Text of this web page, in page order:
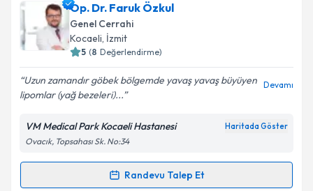
Op. Dr. Faruk Özkul
Genel Cerrahi
Kocaeli, İzmit
5 (8 Değerlendirme)
Uzun zamandır göbek bölgemde yavaş yavaş büyüyen
lipomlar (yağ bezeleri)...
Devamı
VM Medical Park Kocaeli Hastanesi Haritada Göster
Ovacık, Topsahası Sk. No:34
Randevu Talep Et
Randevu Takvimi Talebi